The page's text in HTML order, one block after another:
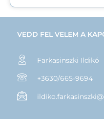
VEDD FEL VELEM A
Farkasinszki Ildikó
+3630/665-9694